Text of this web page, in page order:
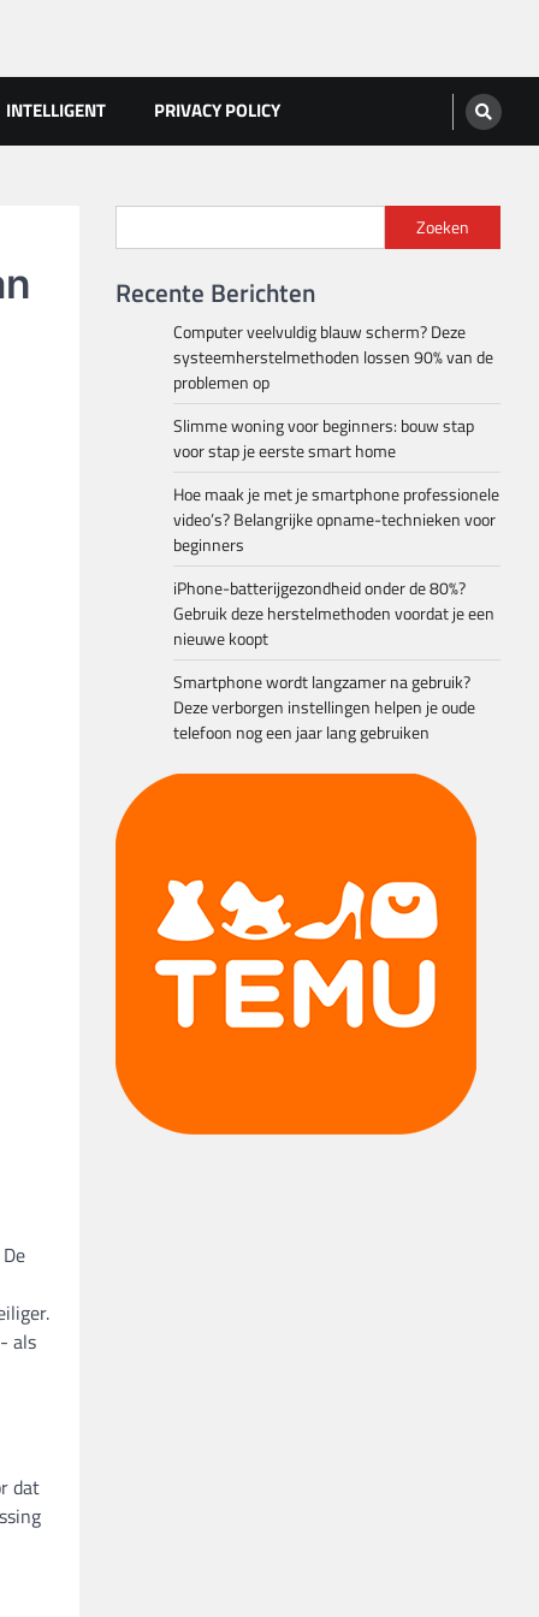
INTELLIGENT PRIVACY POLICY
als
dat
Zoeken
Recente Berichten
Computer veelvuldig blauw scherm? Deze
systeemherstelmethoden lossen 90% van de
problemen op
Slimme woning voor beginners: bouw stap
voor stap je eerste smart home
Hoe maak je met je smartphone professionele
video’s? Belangrijke opname-technieken voor
beginners
iPhone-batterijgezondheid onder de 80%?
Gebruik deze herstelmethoden voordat je een
nieuwe koopt
Smartphone wordt langzamer na gebruik?
Deze verborgen instellingen helpen je oude
telefoon nog een jaar lang gebruiken